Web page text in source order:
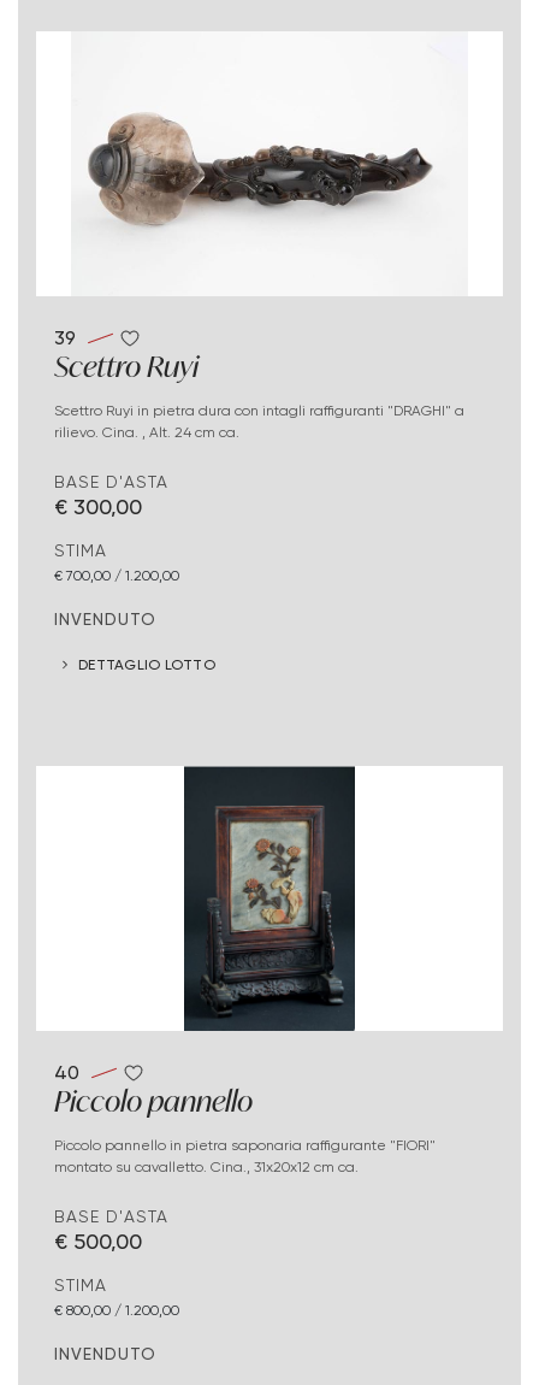
39
Scettro Ruyi
Scettro Ruyi in pietra dura con intagli raffiguranti "DRAGHI" a
rilievo. Cina. , Alt. 24 cm ca.
BASE D'ASTA
€ 300,00
STIMA
€ 700,00 / 1.200,00
INVENDUTO
DETTAGLIO LOTTO
40
Piccolo pannello
Piccolo pannello in pietra saponaria raffigurante "FIORI"
montato su cavalletto. Cina., 31x20x12 cm ca.
BASE D'ASTA
€ 500,00
STIMA
€ 800,00 / 1.200,00
INVENDUTO